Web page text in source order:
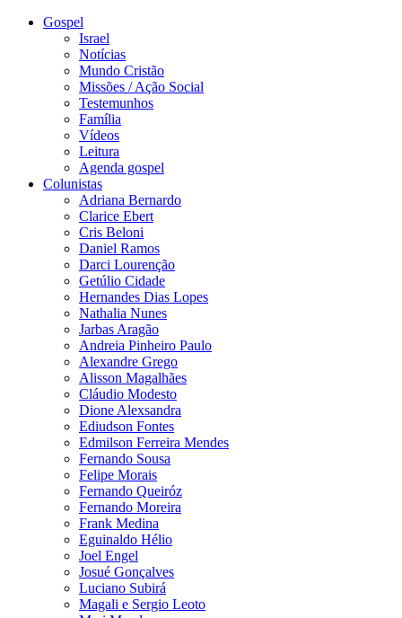
Gospel
Israel
Notícias
Mundo Cristão
Missões / Ação Social
Testemunhos
Família
Vídeos
Leitura
Agenda gospel
Colunistas
Adriana Bernardo
Clarice Ebert
Cris Beloni
Daniel Ramos
Darci Lourenção
Getúlio Cidade
Hernandes Dias Lopes
Nathalia Nunes
Jarbas Aragão
Andreia Pinheiro Paulo
Alexandre Grego
Alisson Magalhães
Cláudio Modesto
Dione Alexsandra
Ediudson Fontes
Edmilson Ferreira Mendes
Fernando Sousa
Felipe Morais
Fernando Queiróz
Fernando Moreira
Frank Medina
Eguinaldo Hélio
Joel Engel
Josué Gonçalves
Luciano Subirá
Magali e Sergio Leoto